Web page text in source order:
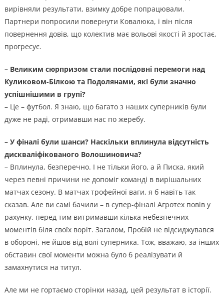
вирівняли результати, взимку добре попрацювали.
Партнери попросили повернути Ковалюка, і він після
повернення довів, що колектив має вольові якості й зростає,
прогресує.
– Великим сюрпризом стали послідовні перемоги над
Куликовом-Білкою та Подолянами, які були значно
успішнішими в групі?
– Це – футбол. Я знаю, що багато з наших суперників були
дуже не раді, отримавши нас по жеребу.
– У фіналі були шанси? Наскільки вплинула відсутність
дискваліфікованого Волошиновича?
– Вплинула, безперечно. І не тільки його, а й Писка, який
через певні причини не допоміг команді в вирішальних
матчах сезону. В матчах трофейної ваги, я б навіть так
сказав. Але ви самі бачили – в супер-фіналі Агротех повів у
рахунку, перед тим витримавши кілька небезпечних
моментів біля своїх воріт. Загалом, Пробій не відсиджувався
в обороні, не йшов від волі суперника. Тож, вважаю, за інших
обставин свої моменти можна було б реалізувати й
замахнутися на титул.
Але ми не гортаємо сторінки назад, цей результат в історії.